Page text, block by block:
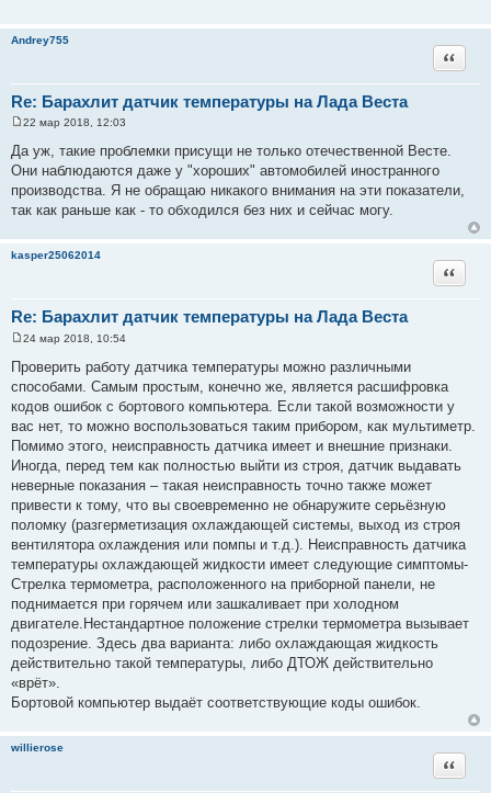
Andrey755
Re: Барахлит датчик температуры на Лада Веста
Цитата
о
о
б
щ
е
н
е
22 мар 2018, 12:03
Да уж, такие проблемки присущи не только отечественной Весте.
Они наблюдаются даже у "хороших" автомобилей иностранного
производства. Я не обращаю никакого внимания на эти показатели,
так как раньше как - то обходился без них и сейчас могу.
kasper25062014
Re: Барахлит датчик температуры на Лада Веста
Цитата
о
б
е
н
е
24 мар 2018, 10:54
Проверить работу датчика температуры можно различными
способами. Самым простым, конечно же, является расшифровка
кодов ошибок с бортового компьютера. Если такой возможности у
вас нет, то можно воспользоваться таким прибором, как мультиметр.
Помимо этого, неисправность датчика имеет и внешние признаки.
Иногда, перед тем как полностью выйти из строя, датчик выдавать
неверные показания – такая неисправность точно также может
привести к тому, что вы своевременно не обнаружите серьёзную
поломку (разгерметизация охлаждающей системы, выход из строя
вентилятора охлаждения или помпы и т.д.). Неисправность датчика
температуры охлаждающей жидкости имеет следующие симптомы-
Стрелка термометра, расположенного на приборной панели, не
поднимается при горячем или зашкаливает при холодном
двигателе.Нестандартное положение стрелки термометра вызывает
подозрение. Здесь два варианта: либо охлаждающая жидкость
действительно такой температуры, либо ДТОЖ действительно
«врёт».
Бортовой компьютер выдаёт соответствующие коды ошибок.
willierose
Цитата